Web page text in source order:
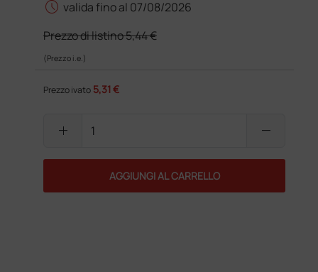
schedule valida fino al 07/08/2026
Prezzo di listino5,44 €
(Prezzo i.e.)
Prezzo ivato 5,31 €
add remove
AGGIUNGI AL CARRELLO